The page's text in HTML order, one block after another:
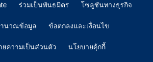
ร่วมเป็นพันธมิตร โซลูชันทางธุรกิจ
ำนวณข้อมูล ข้อตกลงและเงื่อนไข
ยความเป็นส่วนตัว นโยบายคุ้กกี้